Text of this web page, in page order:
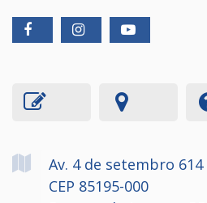
Av. 4 de setembro 614
CEP 85195-000